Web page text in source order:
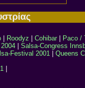
Roodyz Cohibar|
Paco /
Salsa-Congress
Festival 2001
Queens